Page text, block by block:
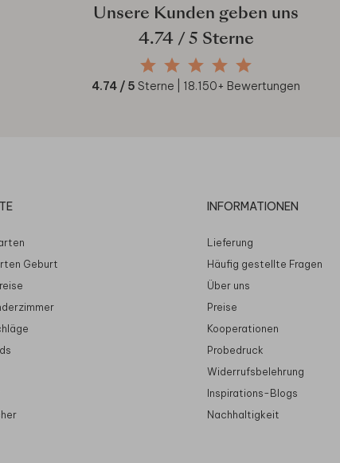
Unsere Kunden geben uns
4.74/ 5 Sterne
4.74 / 5 Sterne | 18.150+ Bewertungen
Geburt
INFORMATIONEN
Lieferung
Häufig gestellte Fragen
Über uns
Preise
Kooperationen
Probedruck
Widerrufsbelehrung
Inspirations-Blogs
Nachhaltigkeit